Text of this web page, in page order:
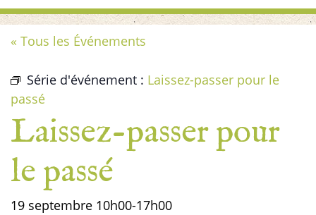
« Tous les Événements
Série d'événement : Laissez-passer pour le
passé
Laissez-passer pour
le passé
19 septembre 10h00-17h00